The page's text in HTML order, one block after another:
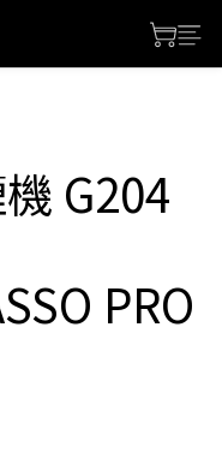
G204
PRO